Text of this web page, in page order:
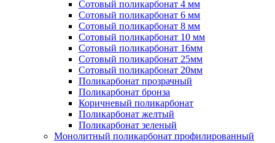
Сотовый поликарбонат 4 мм
Сотовый поликарбонат 6 мм
Сотовый поликарбонат 8 мм
Сотовый поликарбонат 10 мм
Сотовый поликарбонат 16мм
Сотовый поликарбонат 25мм
Сотовый поликарбонат 20мм
Поликарбонат прозрачный
Поликарбонат бронза
Коричневый поликарбонат
Поликарбонат желтый
Поликарбонат зеленый
Монолитный поликарбонат профилированный